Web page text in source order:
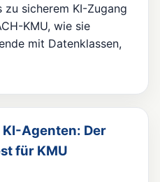
zu sicherem KI-Zugang
KMU, wie sie
mit Datenklassen,
Agenten: Der
für KMU